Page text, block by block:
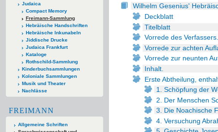
Judaica
Compact Memory
Freimann-Sammlung
Hebräische Handschriften
Hebräische Inkunabeln
Jiddische Drucke
Judaica Frankfurt
Kataloge
Rothschild-Sammlung
Kinderbuchsammlungen
Koloniale Sammlungen
Musik und Theater
Nachlässe
FREIMANN
Allgemeine Schriften
Wilhelm Gesenius'
Deckblatt
Titelblatt
Vorrede des Verfassers.
Vorrede zur achten
Vorrede zur neunten
Inhalt.
Erste Abtheilung,
1. Schöpfung der
2. Der Menschen
3. Die Noachische
4. Versuchung